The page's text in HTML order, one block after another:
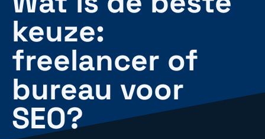
keuze:
freelancer of
bureau voor
SEO?